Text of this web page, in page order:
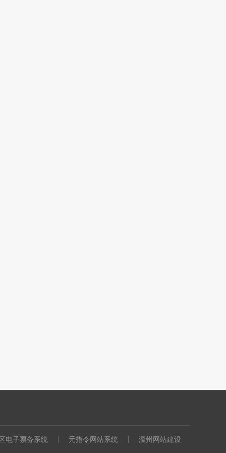
电子票务系统 元指令网站系统 温州网站建设